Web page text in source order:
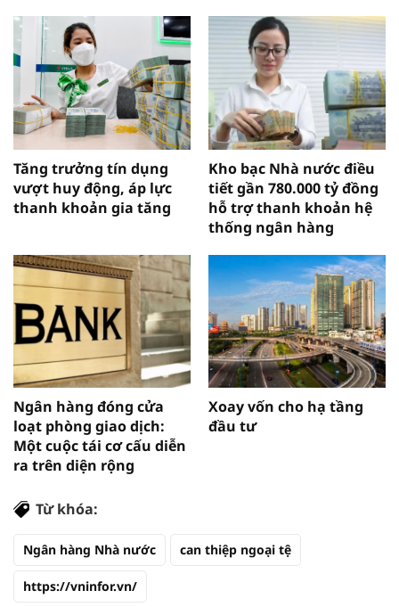
Tăng trưởng tín dụng
vượt huy động, áp lực
thanh khoản gia tăng
Kho bạc Nhà nước điều
tiết gần 780.000 tỷ đồng
hỗ trợ thanh khoản hệ
thống ngân hàng
Ngân hàng đóng cửa
loạt phòng giao dịch:
Một cuộc tái cơ cấu diễn
ra trên diện rộng
Xoay vốn cho hạ tầng
đầu tư
Từ khóa:
Ngân hàng Nhà nước can thiệp ngoại tệ
https://vninfor.vn/